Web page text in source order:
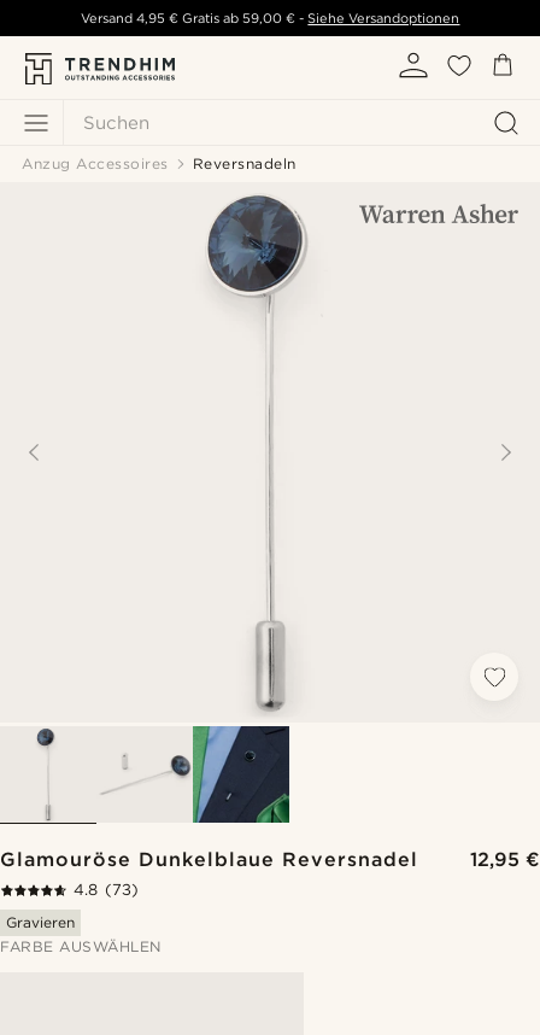
Suchen
Versand 4,95 € Gratis ab 59,00 € - Siehe Versandoptionen
Anzug Accessoires Reversnadeln
Glamouröse Dunkelblaue Reversnadel 12,95 €
4.8 (73)
Gravieren
FARBE AUSWÄHLEN